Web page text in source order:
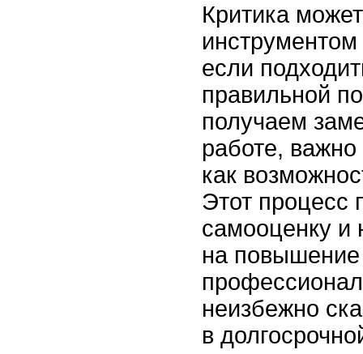
Критика
если
правильной
получаем
работе,
как
Этот процесс
самооценку и
на повышение
неизбежно
в